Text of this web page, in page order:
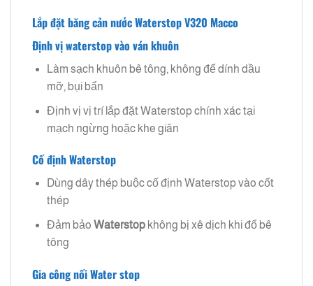
Lắp đặt băng cản nước Waterstop V320 Macco
Định vị waterstop vào ván khuôn
Làm sạch khuôn bê tông, không để dính dầu
mỡ, bụi bẩn
Định vị vị trí lắp đặt Waterstop chính xác tại
mạch ngừng hoặc khe giãn
Cố định Waterstop
Dùng dây thép buộc cố định Waterstop vào cốt
thép
Đảm bảo Waterstopkhông bị xê dịch khi đổ bê
tông
Gia công nối Water stop